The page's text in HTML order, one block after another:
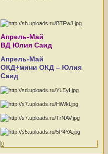
Апрель-Май
ВД Юлия Саид
Апрель-Май
ОКД+мини ОКД – Юлия
Саид
0